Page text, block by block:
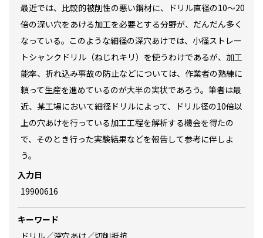
最近では、比較的被削性の悪い鋼材に、ドリル直径の10～20
倍の深い穴をあける加工を必要とする分野が、だんだん多く
なっている。このような細径の深穴あけでは、小径ストレー
トシャンクドリル（ねじれキリ）を使うわけであるが、加工
能率、折れ込み事故の防止などについては、作業者の熟練に
頼って生産を進めているのが大半の実状であろう。筆者は最
近、某工場において細径ドリルによって、ドリル径の10倍以
上の穴あけを行っている加工工程を解析する機会を得たの
で、そのとき行った実験結果などを報告して参考に伴しよ
う。
入力日
19900616
キーワード
ドリル／深穴あけ／切削抵抗